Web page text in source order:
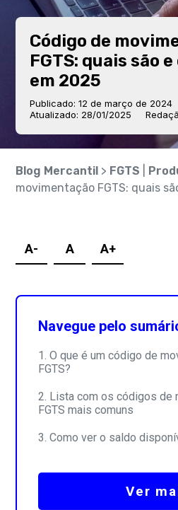
Código de
FGTS: quais são
em 2025
Publicado: 12 de março de 2024
Atualizado: 28/01/2025
Blog Mercantil > FGTS
movimentação FGTS: quais
A- A A+
Navegue pelo
O que é um código de
FGTS?
Lista com os códigos de
FGTS mais comuns
Como ver o saldo
Ver